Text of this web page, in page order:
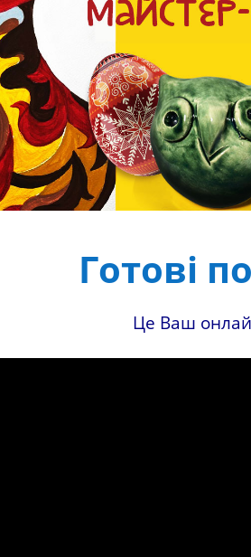
Готові
Це Ваш